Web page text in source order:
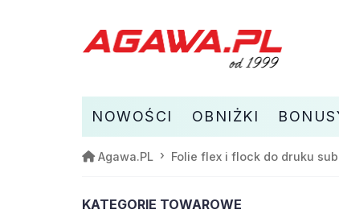
NOWOŚCI OBNIŻKI
Agawa.PL Folie flex i flock do druku
KATEGORIE TOWAROWE